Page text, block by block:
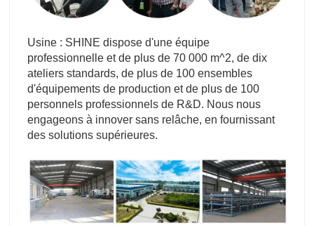
Usine : SHINE dispose d'une équipe
professionnelle et de plus de 70 000 m^2, de dix
ateliers standards, de plus de 100 ensembles
d'équipements de production et de plus de 100
personnels professionnels de R&D. Nous nous
engageons à innover sans relâche, en fournissant
des solutions supérieures.